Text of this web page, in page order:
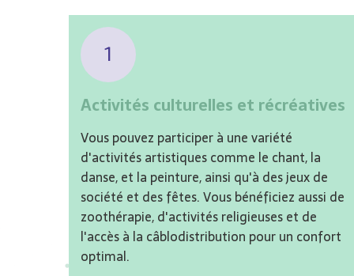
1
Activités culturelles et récréatives
Vous pouvez participer à une variété
d'activités artistiques comme le chant, la
danse, et la peinture, ainsi qu'à des jeux de
société et des fêtes. Vous bénéficiez aussi de
zoothérapie, d'activités religieuses et de
l'accès à la câblodistribution pour un confort
optimal.